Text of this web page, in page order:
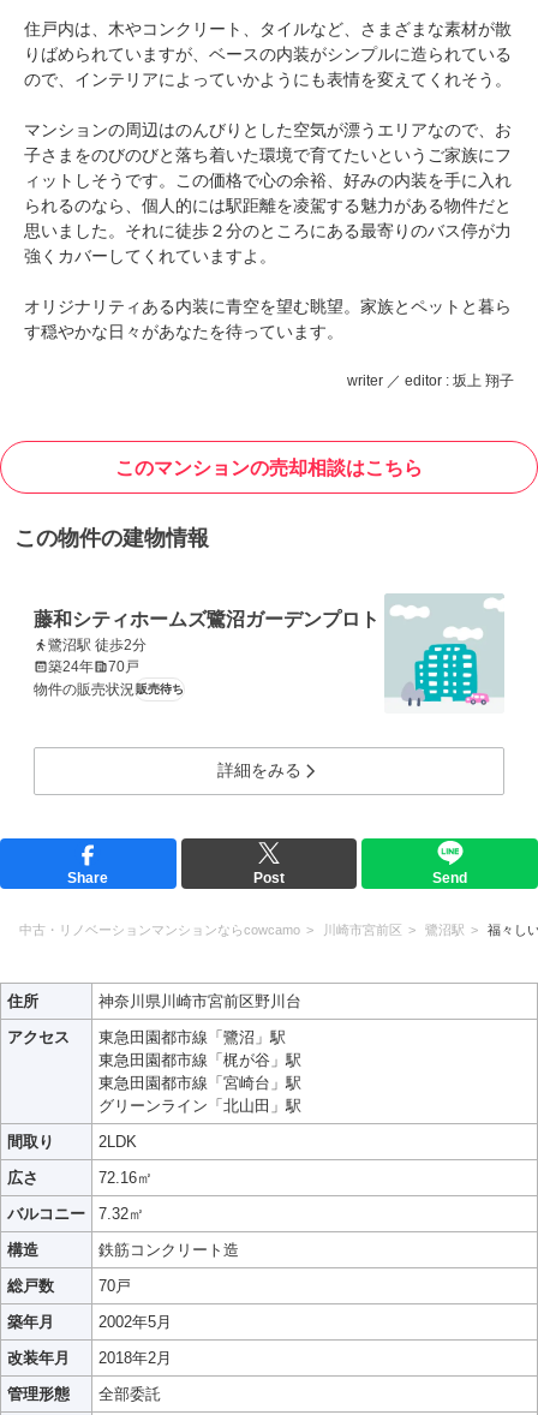
住戸内は、木やコンクリート、タイルなど、さまざまな素材が散
りばめられていますが、ベースの内装がシンプルに造られている
ので、インテリアによっていかようにも表情を変えてくれそう。
マンションの周辺はのんびりとした空気が漂うエリアなので、お
子さまをのびのびと落ち着いた環境で育てたいというご家族にフ
ィットしそうです。この価格で心の余裕、好みの内装を手に入れ
られるのなら、個人的には駅距離を凌駕する魅力がある物件だと
思いました。それに徒歩２分のところにある最寄りのバス停が力
強くカバーしてくれていますよ。
オリジナリティある内装に青空を望む眺望。家族とペットと暮ら
す穏やかな日々があなたを待っています。
writer ／ editor : 坂上 翔子
このマンションの売却相談はこちら
この物件の建物情報
藤和シティホームズ鷺沼ガーデンプロト
鷺沼駅 徒歩2分
築24年
70戸
物件の販売状況 販売待ち
詳細をみる
Share Post Send
中古・リノベーションマンションならcowcamo 川崎市宮前区 鷺沼駅 福々し
住所
神奈川県川崎市宮前区野川台
アクセス
東急田園都市線「鷺沼」駅
東急田園都市線「梶が谷」駅
東急田園都市線「宮崎台」駅
グリーンライン「北山田」駅
間取り
2LDK
広さ
72.16㎡
バルコニー
7.32㎡
構造
鉄筋コンクリート造
総戸数
70戸
築年月
2002年5月
改装年月
2018年2月
管理形態
全部委託